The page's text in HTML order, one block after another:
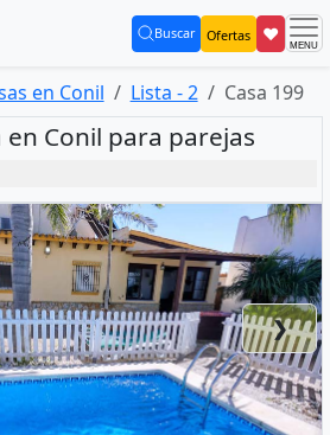
Buscar
(current) Ofertas ❤
en Conil Lista - 2 Casa 199
en Conil para parejas
❯